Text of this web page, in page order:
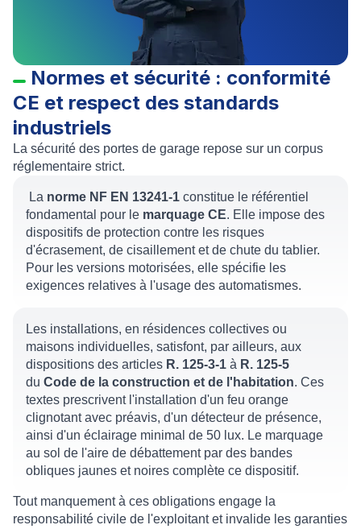
Normes et sécurité : conformité
CE et respect des standards
industriels
La sécurité des portes de garage repose sur un corpus
réglementaire strict.
La norme NF EN 13241-1 constitue le référentiel
fondamental pour le marquage CE. Elle impose des
dispositifs de protection contre les risques
d'écrasement, de cisaillement et de chute du tablier.
Pour les versions motorisées, elle spécifie les
exigences relatives à l'usage des automatismes.
Les installations, en résidences collectives ou
maisons individuelles, satisfont, par ailleurs, aux
dispositions des articles R. 125-3-1 à R. 125-5
du Code de la construction et de l'habitation. Ces
textes prescrivent l'installation d'un feu orange
clignotant avec préavis, d'un détecteur de présence,
ainsi d'un éclairage minimal de 50 lux. Le marquage
au sol de l'aire de débattement par des bandes
obliques jaunes et noires complète ce dispositif.
Tout manquement à ces obligations engage la
responsabilité civile de l'exploitant et invalide les garanties